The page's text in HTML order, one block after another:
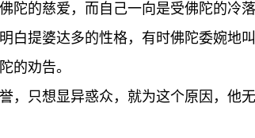
陀的慈爱，而自己一向是受佛陀的冷
提婆达多的性格，有时佛陀委婉地叫
的劝告。
，只想显异惑众，就为这个原因，他